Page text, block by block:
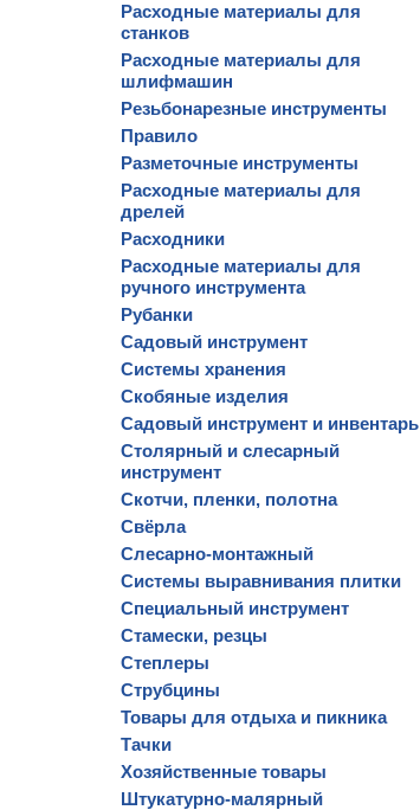
Расходные материалы для
станков
Расходные материалы для
шлифмашин
Резьбонарезные инструменты
Правило
Разметочные инструменты
Расходные материалы для
дрелей
Расходники
Расходные материалы для
ручного инструмента
Рубанки
Садовый инструмент
Системы хранения
Скобяные изделия
Садовый инструмент и инвентарь
Столярный и слесарный
инструмент
Скотчи, пленки, полотна
Свёрла
Слесарно-монтажный
Системы выравнивания плитки
Специальный инструмент
Стамески, резцы
Степлеры
Струбцины
Товары для отдыха и пикника
Тачки
Хозяйственные товары
Штукатурно-малярный